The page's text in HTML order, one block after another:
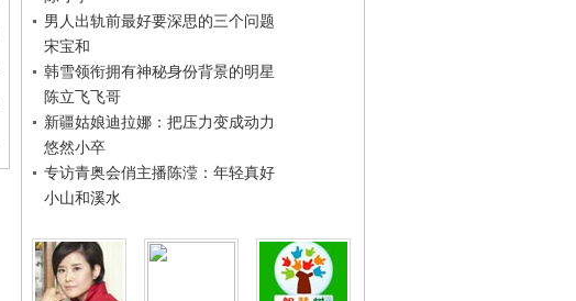
男人出轨前最好要深思的三个问题
宋宝和
韩雪领衔拥有神秘身份背景的明星
陈立飞飞哥
新疆姑娘迪拉娜：把压力变成动力
悠然小卒
专访青奥会俏主播陈滢：年轻真好
小山和溪水